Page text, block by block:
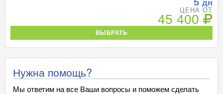
дн
ЦЕНА ОТ
45 400
ВЫБРАТЬ
Нужна помощь?
Мы ответим на все Ваши вопросы и поможем сделать